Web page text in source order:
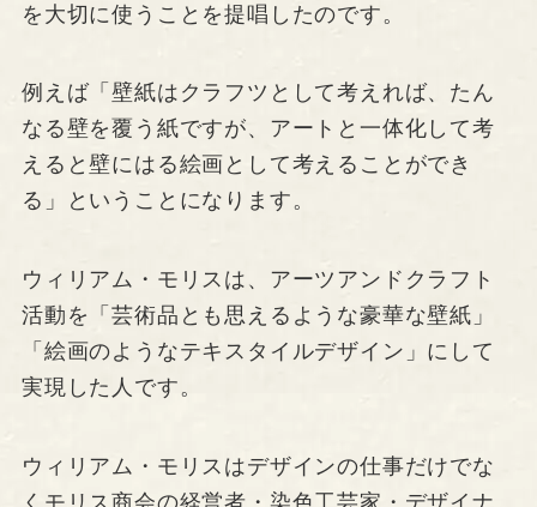
を大切に使うことを提唱したのです。
例えば「壁紙はクラフツとして考えれば、たん
なる壁を覆う紙ですが、アートと一体化して考
えると壁にはる絵画として考えることができ
る」ということになります。
ウィリアム・モリスは、アーツアンドクラフト
活動を「芸術品とも思えるような豪華な壁紙」
「絵画のようなテキスタイルデザイン」にして
実現した人です。
ウィリアム・モリスはデザインの仕事だけでな